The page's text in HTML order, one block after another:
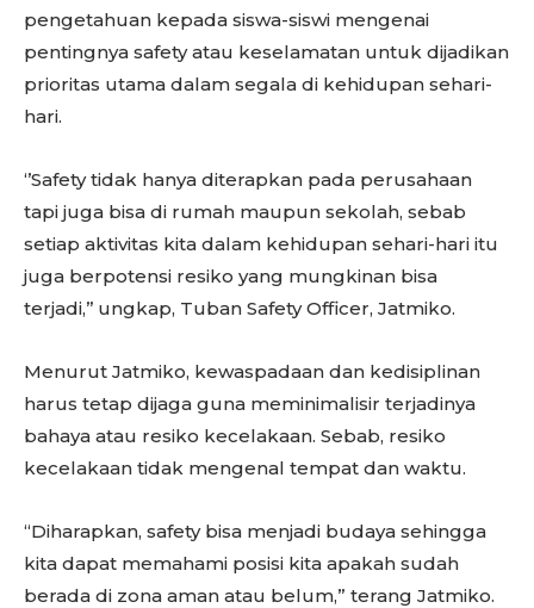
pengetahuan kepada siswa-siswi mengenai
pentingnya safety atau keselamatan untuk dijadikan
prioritas utama dalam segala di kehidupan sehari-
hari.
‘’Safety tidak hanya diterapkan pada perusahaan
tapi juga bisa di rumah maupun sekolah, sebab
setiap aktivitas kita dalam kehidupan sehari-hari itu
juga berpotensi resiko yang mungkinan bisa
terjadi,’’ ungkap, Tuban Safety Officer, Jatmiko.
Menurut Jatmiko, kewaspadaan dan kedisiplinan
harus tetap dijaga guna meminimalisir terjadinya
bahaya atau resiko kecelakaan. Sebab, resiko
kecelakaan tidak mengenal tempat dan waktu.
“Diharapkan, safety bisa menjadi budaya sehingga
kita dapat memahami posisi kita apakah sudah
berada di zona aman atau belum,” terang Jatmiko.